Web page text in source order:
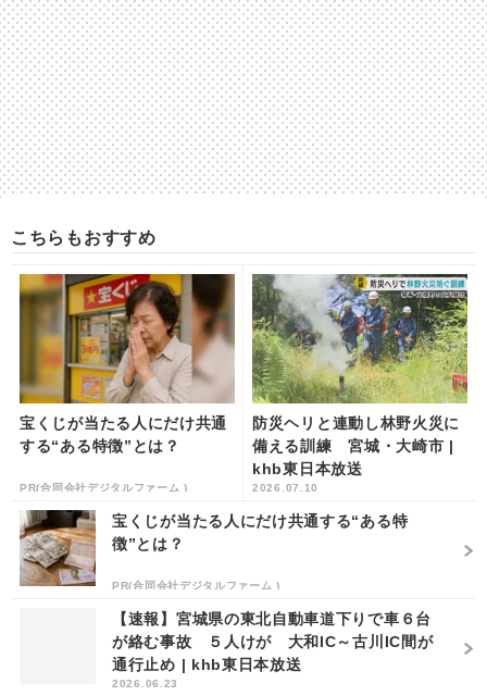
こちらもおすすめ
宝くじが当たる人にだけ共通
する“ある特徴”とは？
PR(合同会社デジタルファーム )
防災ヘリと連動し林野火災に
備える訓練 宮城・大崎市 |
khb東日本放送
2026.07.10
宝くじが当たる人にだけ共通する“ある特
徴”とは？
PR(合同会社デジタルファーム )
【速報】宮城県の東北自動車道下りで車６台
が絡む事故 ５人けが 大和IC～古川IC間が
通行止め | khb東日本放送
2026.06.23